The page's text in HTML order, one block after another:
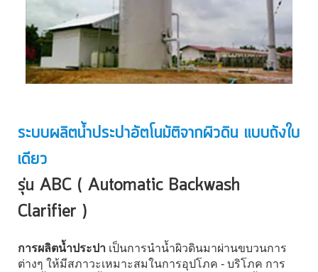
ระบบผลิตน้ำประปาอัตโนมัติจากผิวดิน แบบถังใบ
เดียว
รุ่น ABC ( Automatic Backwash
Clarifier )
การผลิตน้ำประปา เป็นการนำน้ำผิวดินมาผ่านขบวนการ
ต่างๆ ให้มีสภาวะเหมาะสมในการอุปโภค - บริโภค การ